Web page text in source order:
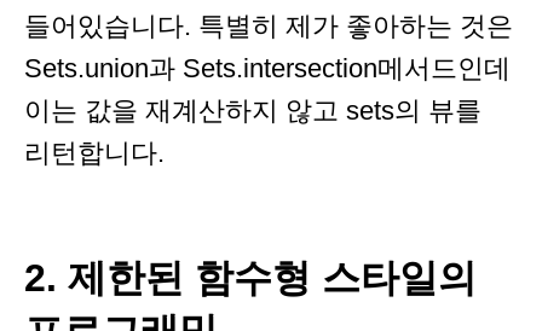
들어있습니다. 특별히 제가 좋아하는 것은
Sets.union과 Sets.intersection메서드인데
이는 값을 재계산하지 않고 sets의 뷰를
리턴합니다.
2. 제한된 함수형 스타일의